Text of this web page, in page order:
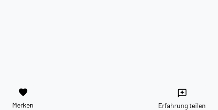
favorite
Merken
reviews
Erfahrung teilen